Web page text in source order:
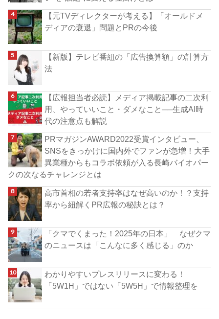
【元TVディレクターが考える】「オールドメ
ディアの衰退」問題とPRの今後
【新版】テレビ番組の「広告換算額」の計算方
法
【広報担当者必読】メディア掲載記事の二次利
用、やっていいこと・ダメなこと──生成AI時
代の注意点も解説
PRマガジンAWARD2022受賞インタビュー、
SNSをきっかけに国内外でファンが急増！大手
異業種からもコラボ依頼が入る長崎バイオパー
クの次なるチャレンジとは
高市首相の若者支持率はなぜ高いのか！？支持
率から紐解くPR広報の秘訣とは？
「クマでくまった！2025年の日本」 なぜクマ
のニュースは「こんなに多く感じる」のか
わかりやすいプレスリリースに変わる！
「5W1H」ではない「5W5H」で情報整理を